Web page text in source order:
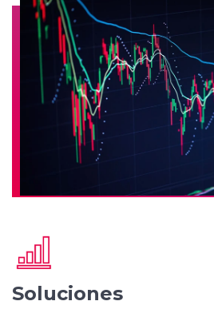
Soluciones